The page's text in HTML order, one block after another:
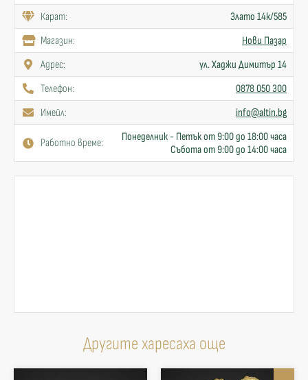
Карат:
Злато 14к/585
Mагазин:
Нови Пазар
Адрес:
ул. Хаджи Димитър 14
Телефон:
0878 050 300
Имейл:
info@altin.bg
Работно време:
Понеделник - Петък от 9:00 до 18:00 часа
Събота от 9:00 до 14:00 часа
Другите харесаха още